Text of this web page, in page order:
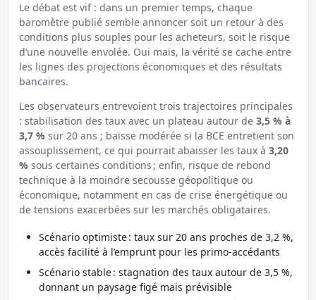
Le débat est vif : dans un premier temps, chaque
baromètre publié semble annoncer soit un retour à des
conditions plus souples pour les acheteurs, soit le risque
d’une nouvelle envolée. Oui mais, la vérité se cache entre
les lignes des projections économiques et des résultats
bancaires.
Les observateurs entrevoient trois trajectoires principales
: stabilisation des taux avec un plateau autour de 3,5 % à
3,7 %sur 20 ans ; baisse modérée si la BCE entretient son
assouplissement, ce qui pourrait abaisser les taux à 3,20
%sous certaines conditions ; enfin, risque de rebond
technique à la moindre secousse géopolitique ou
économique, notamment en cas de crise énergétique ou
de tensions exacerbées sur les marchés obligataires.
Scénario optimiste : taux sur 20 ans proches de 3,2 %,
accès facilité à l’emprunt pour les primo-accédants
Scénario stable : stagnation des taux autour de 3,5 %,
donnant un paysage figé mais prévisible